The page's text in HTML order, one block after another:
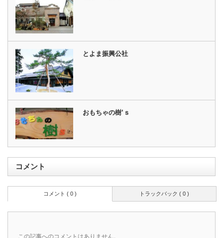
とよま振興公社
おもちゃの樹’ｓ
コメント
トラックバック ( 0 )
コメント ( 0 )